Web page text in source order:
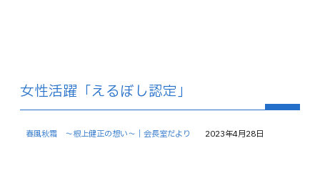
女性活躍「えるぼし認定」
春風秋霜 ～根上健正の想い～｜会長室だより 2023年4月28日